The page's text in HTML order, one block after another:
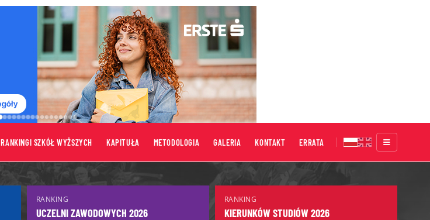
RANKINGI SZKÓŁ WYŻSZYCH KAPITUŁA METODOLOGIA GALERIA KONTAKT ERRATA
Salon Maturzystów
RANKING
UCZELNI ZAWODOWYCH 2026
RANKING
KIERUNKÓW STUDIÓW 2026